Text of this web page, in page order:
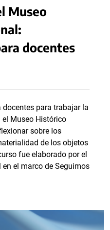
Museo
docentes
para trabajar la
Museo Histórico
sobre los
de los objetos
fue elaborado por el
el marco de Seguimos